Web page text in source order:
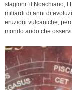
stagioni: il Noachiano,
miliardi di anni di
eruzioni vulcaniche,
mondo arido che